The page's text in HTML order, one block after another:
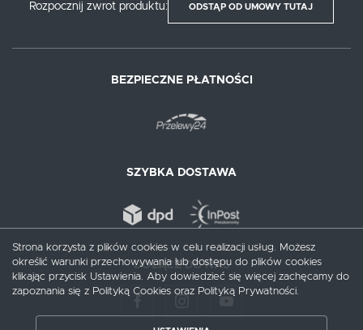
Rozpocznij zwrot produktu: ODSTĄP OD UMOWY TUTAJ
BEZPIECZNE PŁATNOŚCI
SZYBKA DOSTAWA
DOŁĄCZ DO NAS
Strona korzysta z plików cookies w celu realizacji usług. Możesz
określić warunki przechowywania lub dostępu do plików cookies
klikając przycisk Ustawienia. Aby dowiedzieć się więcej zachęcamy do
zapoznania się z Polityką Cookies oraz Polityką Prywatności.